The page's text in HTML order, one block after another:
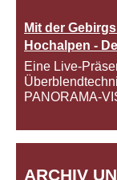
Mit der
Hochalpen -
Eine Live-
PANORAMA-
ARCHIV